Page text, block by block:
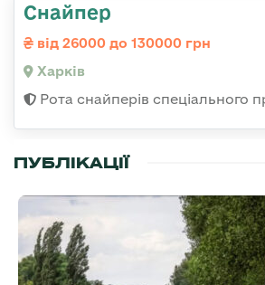
Снайпер
від 26000 до 130000 грн
Харків
Рота снайперів спеціального
ПУБЛІКАЦІЇ